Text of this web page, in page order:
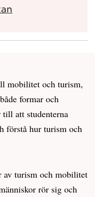
mobilitet och turism,
formar och
till att studenterna
förstå hur turism och
av turism och mobilitet
rör sig och